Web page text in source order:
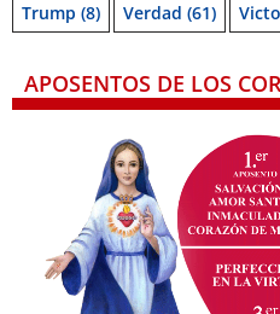
Trump (8) Verdad (61)
APOSENTOS DE LOS